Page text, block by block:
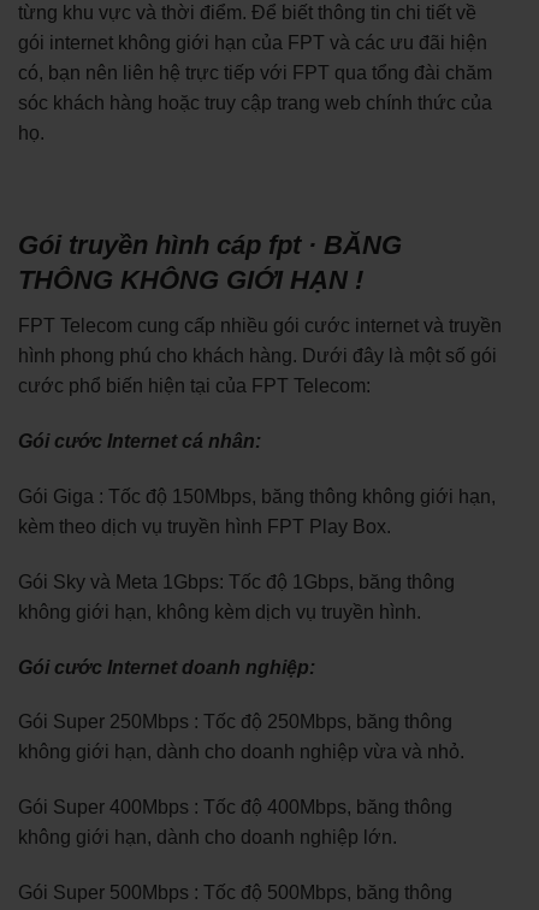
từng khu vực và thời điểm. Để biết thông tin chi tiết về
gói internet không giới hạn của FPT và các ưu đãi hiện
có, bạn nên liên hệ trực tiếp với FPT qua tổng đài chăm
sóc khách hàng hoặc truy cập trang web chính thức của
họ.
Gói truyền hình cáp fpt · BĂNG
THÔNG KHÔNG GIỚI HẠN !
FPT Telecom cung cấp nhiều gói cước internet và truyền
hình phong phú cho khách hàng. Dưới đây là một số gói
cước phổ biến hiện tại của FPT Telecom:
Gói cước Internet cá nhân:
Gói Giga : Tốc độ 150Mbps, băng thông không giới hạn,
kèm theo dịch vụ truyền hình FPT Play Box.
Gói Sky và Meta 1Gbps: Tốc độ 1Gbps, băng thông
không giới hạn, không kèm dịch vụ truyền hình.
Gói cước Internet doanh nghiệp:
Gói Super 250Mbps : Tốc độ 250Mbps, băng thông
không giới hạn, dành cho doanh nghiệp vừa và nhỏ.
Gói Super 400Mbps : Tốc độ 400Mbps, băng thông
không giới hạn, dành cho doanh nghiệp lớn.
Gói Super 500Mbps : Tốc độ 500Mbps, băng thông